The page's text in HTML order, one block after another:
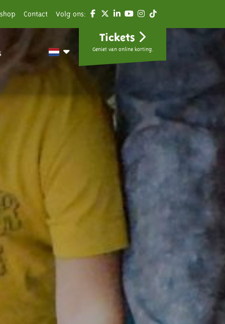
Contact Volg ons:
Tickets
Geniet van online korting.